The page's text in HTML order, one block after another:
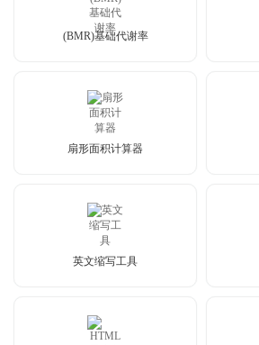
(BMR)基础代谢率
扇形面积计算器
英文缩写工具